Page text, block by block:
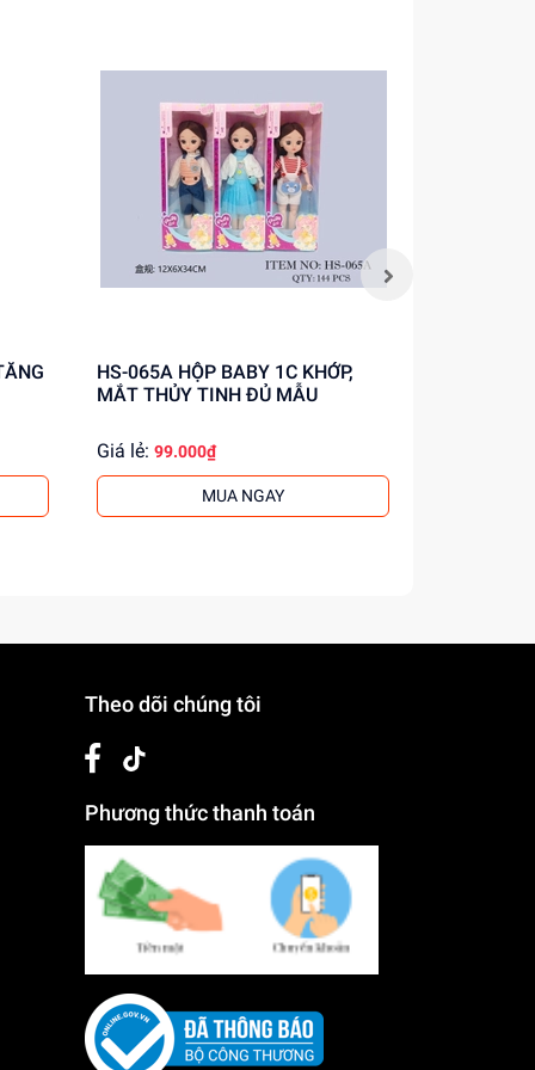
kỹ
HS-065A HỘP BABY 1C KHỚP,
MẮT THỦY TINH ĐỦ MẪU
Giá lẻ: 99.000₫
MUA NGAY
Theo dõi chúng tôi
Phương thức thanh toán